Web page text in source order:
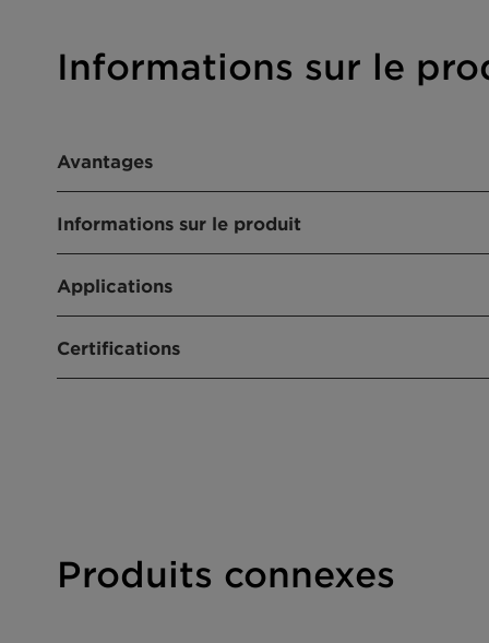
Informations sur le
Avantages
présentant une activité anti-rides visible. Il
cellules souches et favorise la différenciation
protéger le réservoir de cellules souches.
Informations sur le produit
Categories:
Compliances:
Approuvé Chine
INCI:
Applications
Soin contour des yeux
Soins revitalisants
Certifications
Produits connexes